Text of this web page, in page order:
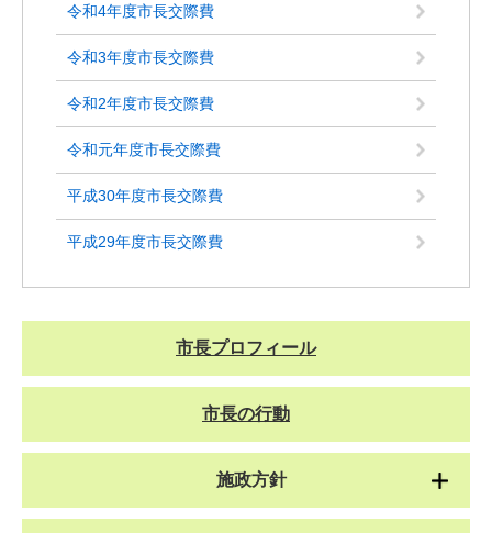
令和4年度市長交際費
令和3年度市長交際費
令和2年度市長交際費
令和元年度市長交際費
平成30年度市長交際費
平成29年度市長交際費
市長プロフィール
市長の行動
施政方針